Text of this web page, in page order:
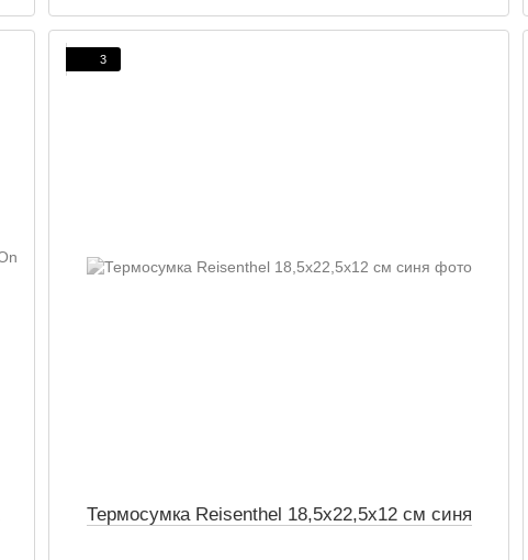
3
Термосумка Reisenthel 18,5х22,5х12 см синя